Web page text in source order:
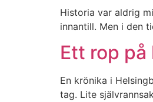
Historia var aldrig
innantill. Men i den
Ett rop
En krönika i
tag. Lite